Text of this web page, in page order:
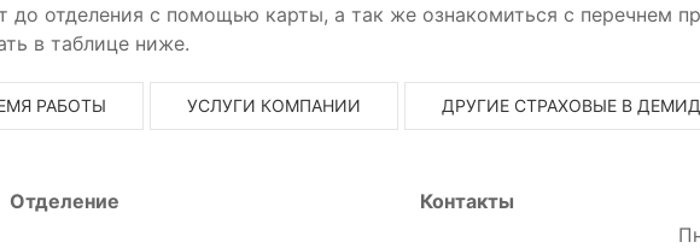
отделения с помощью карты, а так же ознакомиться с перечнем
в таблице ниже.
РАБОТЫ УСЛУГИ КОМПАНИИ ДРУГИЕ СТРАХОВЫЕ В
Отделение Контакты